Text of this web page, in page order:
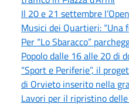
Il 20 e 21 settembre
Musici dei Quartieri: “Una
Per “Lo Sbaracco”
Popolo dalle 16 alle 20 di
“Sport e Periferie”, il
di Orvieto inserito nella
Lavori per il ripristino